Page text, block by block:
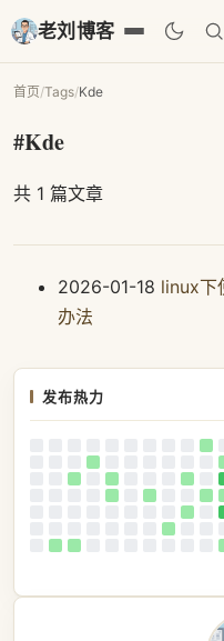
老刘博客
首页/Tags/Kde
#Kde
共 1 篇文章
2026-01-18 linux下
办法
发布热力